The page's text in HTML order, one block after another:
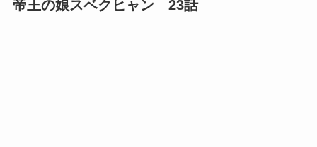
帝王の娘スベクヒャン 23話